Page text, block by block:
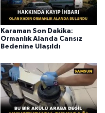
Karaman Son Dakika:
Ormanlık Alanda Cansız
Bedenine Ulaşıldı